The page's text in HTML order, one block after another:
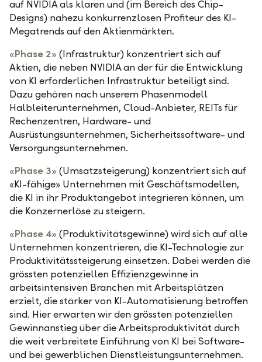
auf NVIDIA als klaren und (im Bereich des Chip-
Designs) nahezu konkurrenzlosen Profiteur des KI-
Megatrends auf den Aktienmärkten.
«Phase 2» (Infrastruktur) konzentriert sich auf
Aktien, die neben NVIDIA an der für die Entwicklung
von KI erforderlichen Infrastruktur beteiligt sind.
Dazu gehören nach unserem Phasenmodell
Halbleiterunternehmen, Cloud-Anbieter, REITs für
Rechenzentren, Hardware- und
Ausrüstungsunternehmen, Sicherheitssoftware- und
Versorgungsunternehmen.
«Phase 3» (Umsatzsteigerung) konzentriert sich auf
«KI-fähige» Unternehmen mit Geschäftsmodellen,
die KI in ihr Produktangebot integrieren können, um
die Konzernerlöse zu steigern.
«Phase 4» (Produktivitätsgewinne) wird sich auf alle
Unternehmen konzentrieren, die KI-Technologie zur
Produktivitätssteigerung einsetzen. Dabei werden die
grössten potenziellen Effizienzgewinne in
arbeitsintensiven Branchen mit Arbeitsplätzen
erzielt, die stärker von KI-Automatisierung betroffen
sind. Hier erwarten wir den grössten potenziellen
Gewinnanstieg über die Arbeitsproduktivität durch
die weit verbreitete Einführung von KI bei Software-
und bei gewerblichen Dienstleistungsunternehmen.